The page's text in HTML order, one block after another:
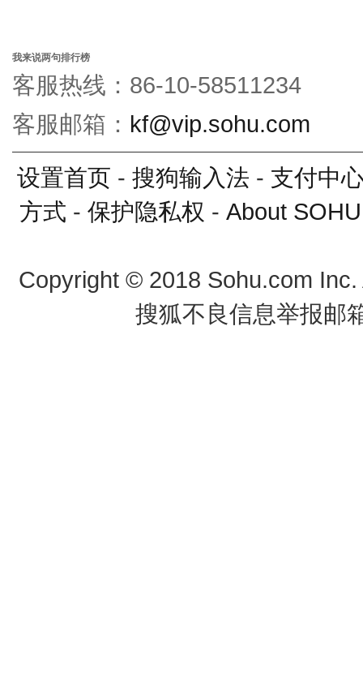
我来说两句排行榜
客服热线：86-10-58511234
客服邮箱： kf@vip.sohu.com
设置首页 - 搜狗输入法 - 支付中
方式 - 保护隐私权 - About SOHU
Copyright © 2018 Sohu.com
搜狐不良信息举报邮